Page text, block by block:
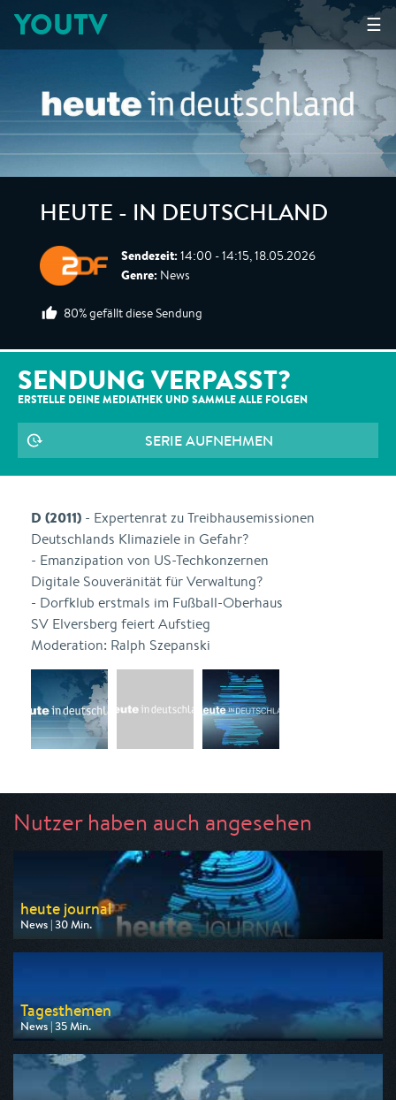
☰
YOUTV
HEUTE - IN DEUTSCHLAND
Sendezeit: 14:00 - 14:15, 18.05.2026
Genre: News
80% gefällt diese Sendung
SENDUNG VERPASST?
ERSTELLE DEINE MEDIATHEK UND SAMMLE ALLE FOLGEN
SERIE AUFNEHMEN
D (2011) - Expertenrat zu Treibhausemissionen
Deutschlands Klimaziele in Gefahr?
- Emanzipation von US-Techkonzernen
Digitale Souveränität für Verwaltung?
- Dorfklub erstmals im Fußball-Oberhaus
SV Elversberg feiert Aufstieg
Moderation: Ralph Szepanski
Nutzer haben auch angesehen
heute journal
News | 30 Min.
Ausgestrahlt von ZDF
am 07.08.2026, 22:00
Tagesthemen
News | 35 Min.
Ausgestrahlt von ARD
am 07.08.2026, 21:45